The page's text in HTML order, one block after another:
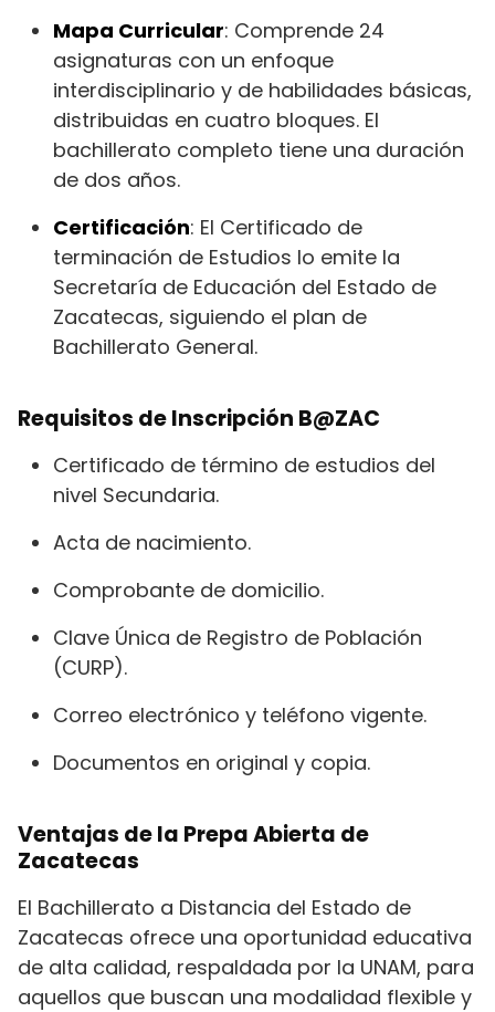
Mapa Curricular: Comprende 24
asignaturas con un enfoque
interdisciplinario y de habilidades básicas,
distribuidas en cuatro bloques. El
bachillerato completo tiene una duración
de dos años.
Certificación: El Certificado de
terminación de Estudios lo emite la
Secretaría de Educación del Estado de
Zacatecas, siguiendo el plan de
Bachillerato General.
Requisitos de Inscripción B@ZAC
Certificado de término de estudios del
nivel Secundaria.
Acta de nacimiento.
Comprobante de domicilio.
Clave Única de Registro de Población
(CURP).
Correo electrónico y teléfono vigente.
Documentos en original y copia.
Ventajas de la Prepa Abierta de
Zacatecas
El Bachillerato a Distancia del Estado de
Zacatecas ofrece una oportunidad educativa
de alta calidad, respaldada por la UNAM, para
aquellos que buscan una modalidad flexible y